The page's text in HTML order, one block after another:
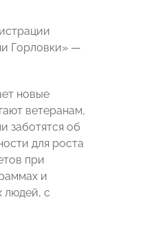
Горловки» —
новые
ветеранам,
заботятся об
для роста
при
и
людей, с